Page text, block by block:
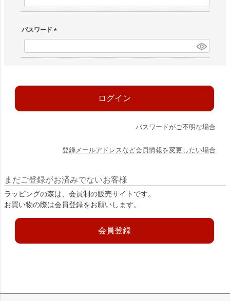
パスワード
(必須)
ログイン
パスワードがご不明な場合
登録メールアドレスなど会員情報を変更したい場合
まだご登録がお済みでないお客様
ラッピングの森は、会員制の販売サイトです。
お買い物の際は会員登録をお願いします。
会員登録